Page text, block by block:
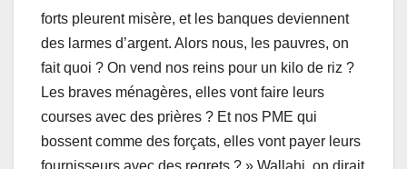
forts pleurent misère, et les banques deviennent
des larmes d’argent. Alors nous, les pauvres, on
fait quoi ? On vend nos reins pour un kilo de riz ?
Les braves ménagères, elles vont faire leurs
courses avec des prières ? Et nos PME qui
bossent comme des forçats, elles vont payer leurs